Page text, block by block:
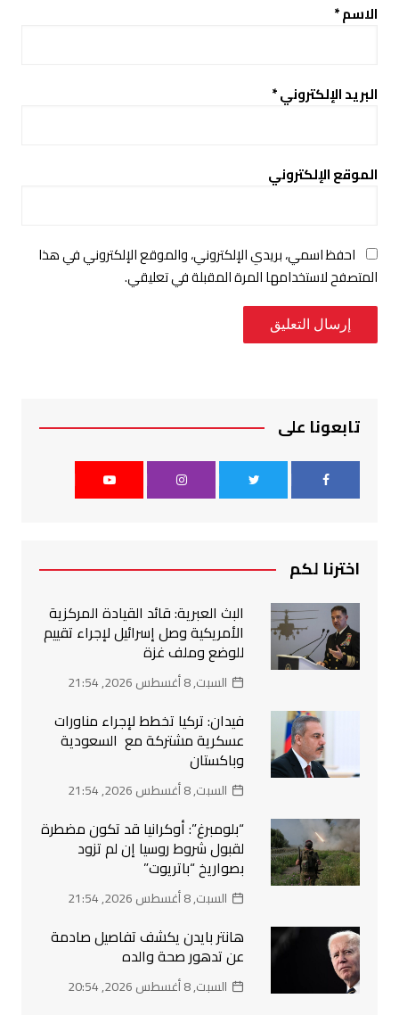
الاسم*
البريد الإلكتروني*
الموقع الإلكتروني
احفظ اسمي، بريدي الإلكتروني، والموقع الإلكتروني في هذا
المتصفح لاستخدامها المرة المقبلة في تعليقي.
تابعونا على
اخترنا لكم
البث العبرية: قائد القيادة المركزية
الأمريكية وصل إسرائيل لإجراء تقييم
للوضع وملف غزة
السبت, 8 أغسطس 2026, 21:54
فيدان: تركيا تخطط لإجراء مناورات
عسكرية مشتركة مع السعودية
وباكستان
السبت, 8 أغسطس 2026, 21:54
“بلومبرغ”: أوكرانيا قد تكون مضطرة
لقبول شروط روسيا إن لم تزود
بصواريخ “باتريوت”
السبت, 8 أغسطس 2026, 21:54
هانتر بايدن يكشف تفاصيل صادمة
عن تدهور صحة والده
السبت, 8 أغسطس 2026, 20:54